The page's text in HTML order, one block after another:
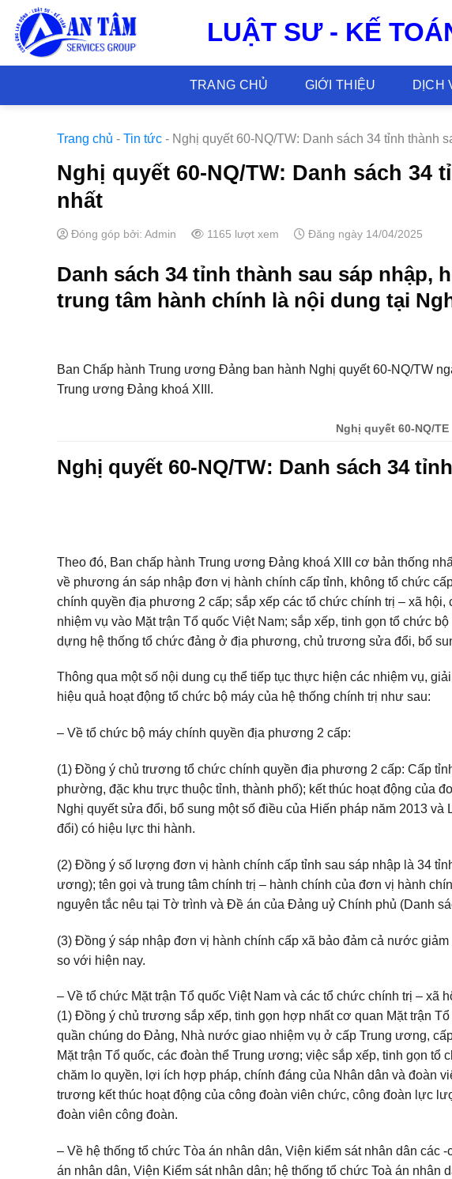
content
LUẬT SƯ - KẾ
TRANG CHỦ GIỚI THIỆU DỊCH
Trang chủ - Tin tức - Nghị quyết 60-NQ/TW: Danh sách 34 tỉnh thành
Nghị quyết 60-NQ/TW: Danh sách 34
nhất
Đóng góp bởi: Admin 1165 lượt xem Đăng ngày 14/04/2025
Danh sách 34 tỉnh thành sau sáp nhập,
trung tâm hành chính là nội dung tại
Ban Chấp hành Trung ương Đảng ban hành Nghị quyết 60-NQ/TW
Trung ương Đảng khoá XIII.
Nghị quyết 60-NQ/TE
Nghị quyết 60-NQ/TW: Danh sách 34
Theo đó, Ban chấp hành Trung ương Đảng khoá XIII cơ bản thống
về phương án sáp nhập đơn vị hành chính cấp tỉnh, không tổ chức
chính quyền địa phương 2 cấp; sắp xếp các tổ chức chính trị – xã
nhiệm vụ vào Mặt trận Tổ quốc Việt Nam; sắp xếp, tinh gọn tổ chức
dựng hệ thống tổ chức đảng ở địa phương, chủ trương sửa đổi, bổ
Thông qua một số nội dung cụ thể tiếp tục thực hiện các nhiệm vụ,
hiệu quả hoạt động tổ chức bộ máy của hệ thống chính trị như sau:
– Về tổ chức bộ máy chính quyền địa phương 2 cấp:
(1) Đồng ý chủ trương tổ chức chính quyền địa phương 2 cấp: Cấp
phường, đặc khu trực thuộc tỉnh, thành phố); kết thúc hoạt động của
Nghị quyết sửa đổi, bổ sung một số điều của Hiến pháp năm 2013
đổi) có hiệu lực thi hành.
(2) Đồng ý số lượng đơn vị hành chính cấp tỉnh sau sáp nhập là 34
ương); tên gọi và trung tâm chính trị – hành chính của đơn vị hành
nguyên tắc nêu tại Tờ trình và Đề án của Đảng uỷ Chính phủ (Danh
(3) Đồng ý sáp nhập đơn vị hành chính cấp xã bảo đảm cả nước
so với hiện nay.
– Về tổ chức Mặt trận Tổ quốc Việt Nam và các tổ chức chính trị – xã
(1) Đồng ý chủ trương sắp xếp, tinh gọn hợp nhất cơ quan Mặt trận
quần chúng do Đảng, Nhà nước giao nhiệm vụ ở cấp Trung ương,
Mặt trận Tổ quốc, các đoàn thể Trung ương; việc sắp xếp, tinh gọn
chăm lo quyền, lợi ích hợp pháp, chính đáng của Nhân dân và đoàn
trương kết thúc hoạt động của công đoàn viên chức, công đoàn lực
đoàn viên công đoàn.
– Về hệ thống tổ chức Tòa án nhân dân, Viện kiểm sát nhân dân các
án nhân dân, Viện Kiểm sát nhân dân; hệ thống tổ chức Toà án nhân